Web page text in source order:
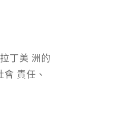
丁美 洲的
責任、